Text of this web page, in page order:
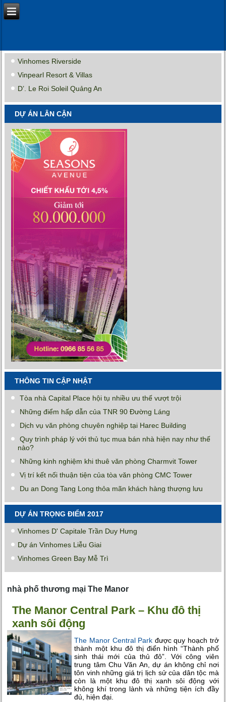
Vinhomes Riverside
Vinpearl Resort & Villas
D’. Le Roi Soleil Quảng An
DỰ ÁN LÂN CẬN
THÔNG TIN CẬP NHẬT
Tòa nhà Capital Place hội tụ nhiều ưu thế vượt trội
Những điểm hấp dẫn của TNR 90 Đường Láng
Dịch vụ văn phòng chuyên nghiệp tại Harec Building
Quy trình pháp lý với thủ tục mua bán nhà hiện nay như thế
nào?
Những kinh nghiệm khi thuê văn phòng Charmvit Tower
Vị trí kết nối thuận tiện của tòa văn phòng CMC Tower
Du an Dong Tang Long thỏa mãn khách hàng thượng lưu
DỰ ÁN TRỌNG ĐIỂM 2017
Vinhomes D' Capitale Trần Duy Hưng
Dự án Vinhomes Liễu Giai
Vinhomes Green Bay Mễ Trì
nhà phố thương mại The Manor
The Manor Central Park – Khu đô thị
xanh sôi động
The Manor Central Park được quy hoạch trở
thành một khu đô thị điển hình “Thành phố
sinh thái mới của thủ đô”. Với công viên
trung tâm Chu Văn An, dự án không chỉ nơi
tôn vinh những giá trị lịch sử của dân tộc mà
còn là một khu đô thị xanh sôi động với
không khí trong lành và những tiện ích đầy
đủ, hiện đại.